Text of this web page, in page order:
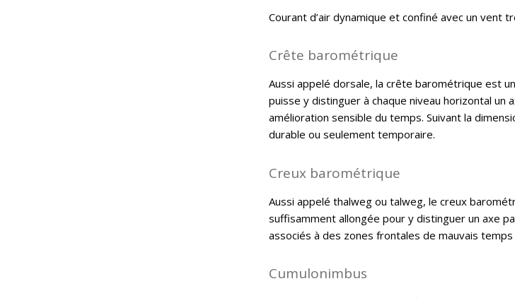
Courant d’air dynamique et confiné avec un
Crête barométrique
Aussi appelé dorsale, la crête barométrique est
puisse y distinguer à chaque niveau horizontal
amélioration sensible du temps. Suivant la
durable ou seulement temporaire.
Creux barométrique
Aussi appelé thalweg ou talweg, le creux
suffisamment allongée pour y distinguer un axe
associés à des zones frontales de mauvais temps
Cumulonimbus